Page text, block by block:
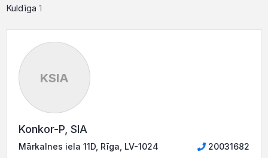
Kuldīga 1
KSIA
Konkor-P, SIA
Mārkalnes iela 11D, Rīga, LV-1024 20031682